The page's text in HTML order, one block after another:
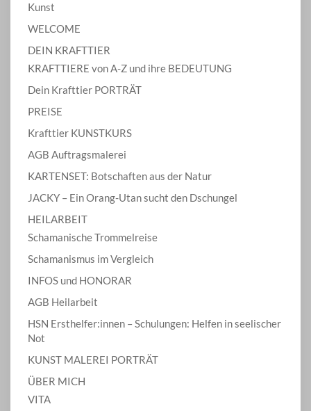
Kunst
WELCOME
DEIN KRAFTTIER
KRAFTTIERE von A-Z und ihre BEDEUTUNG
Dein Krafttier PORTRÄT
PREISE
Krafttier KUNSTKURS
AGB Auftragsmalerei
KARTENSET: Botschaften aus der Natur
JACKY – Ein Orang-Utan sucht den Dschungel
HEILARBEIT
Schamanische Trommelreise
Schamanismus im Vergleich
INFOS und HONORAR
AGB Heilarbeit
HSN Ersthelfer:innen – Schulungen: Helfen in seelischer
Not
KUNST MALEREI PORTRÄT
ÜBER MICH
VITA